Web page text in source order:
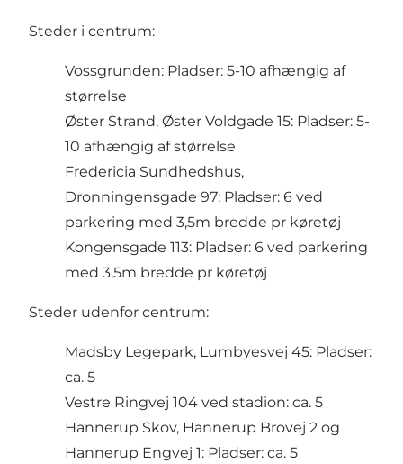
Steder i centrum:
Vossgrunden: Pladser: 5-10 afhængig af
størrelse
Øster Strand, Øster Voldgade 15: Pladser: 5-
10 afhængig af størrelse
Fredericia Sundhedshus,
Dronningensgade 97: Pladser: 6 ved
parkering med 3,5m bredde pr køretøj
Kongensgade 113: Pladser: 6 ved parkering
med 3,5m bredde pr køretøj
Steder udenfor centrum:
Madsby Legepark, Lumbyesvej 45: Pladser:
ca. 5
Vestre Ringvej 104 ved stadion: ca. 5
Hannerup Skov, Hannerup Brovej 2 og
Hannerup Engvej 1: Pladser: ca. 5